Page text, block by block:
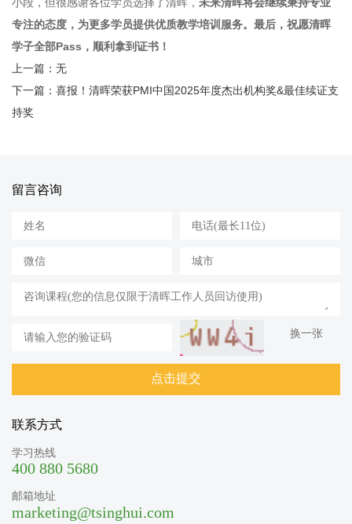
专注的态度，为更多学员提供优质教学培训服务。最后，祝愿清晖
学子全部Pass，顺利拿到证书！
上一篇：无
下一篇：喜报！清晖荣获PMI中国2025年度杰出机构奖&最佳续证支
持奖
留言咨询
换一张
联系方式
学习热线
400 880 5680
邮箱地址
marketing@tsinghui.com